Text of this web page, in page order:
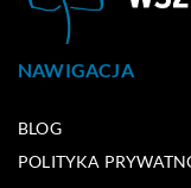
NAWIGACJA
BLOG
POLITYKA